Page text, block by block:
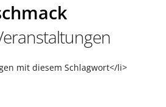
mit diesem Schlagwort</li>